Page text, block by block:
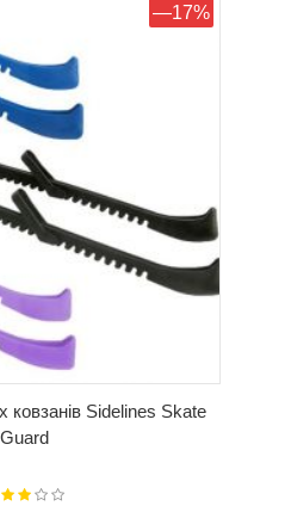
—17%
ковзанів Sidelines Skate
Guard